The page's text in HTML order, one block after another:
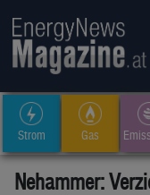
Strom Gas
Nehammer: